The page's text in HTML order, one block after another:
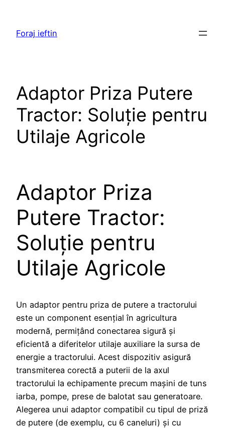
content
Foraj ieftin
Adaptor Priza Putere
Tractor: Soluție pentru
Utilaje Agricole
Adaptor Priza
Putere Tractor:
Soluție pentru
Utilaje Agricole
Un adaptor pentru priza de putere a tractorului
este un component esențial în agricultura
modernă, permițând conectarea sigură și
eficientă a diferitelor utilaje auxiliare la sursa de
energie a tractorului. Acest dispozitiv asigură
transmiterea corectă a puterii de la axul
tractorului la echipamente precum mașini de tuns
iarba, pompe, prese de balotat sau generatoare.
Alegerea unui adaptor compatibil cu tipul de priză
de putere (de exemplu, cu 6 caneluri) și cu